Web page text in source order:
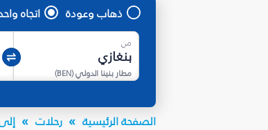
ذهاب وعودة اتجاه
من
مطار بنينا الدولي(
BEN
)
الصفحة الرئيسية رحلات